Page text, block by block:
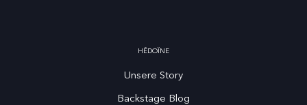
HĒDOÏNE
Unsere Story
Backstage Blog